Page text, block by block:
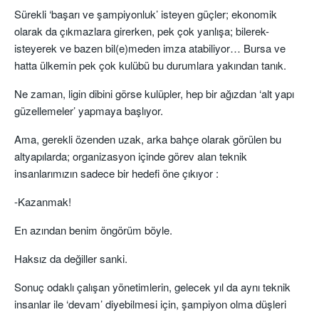
Sürekli ‘başarı ve şampiyonluk’ isteyen güçler; ekonomik
olarak da çıkmazlara girerken, pek çok yanlışa; bilerek-
isteyerek ve bazen bil(e)meden imza atabiliyor… Bursa ve
hatta ülkemin pek çok kulübü bu durumlara yakından tanık.
Ne zaman, ligin dibini görse kulüpler, hep bir ağızdan ‘alt yapı
güzellemeler’ yapmaya başlıyor.
Ama, gerekli özenden uzak, arka bahçe olarak görülen bu
altyapılarda; organizasyon içinde görev alan teknik
insanlarımızın sadece bir hedefi öne çıkıyor :
-Kazanmak!
En azından benim öngörüm böyle.
Haksız da değiller sanki.
Sonuç odaklı çalışan yönetimlerin, gelecek yıl da aynı teknik
insanlar ile ‘devam’ diyebilmesi için, şampiyon olma düşleri